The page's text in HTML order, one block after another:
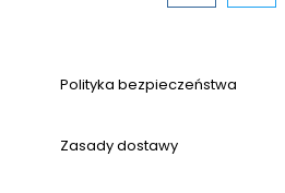
Polityka bezpieczeństwa
Zasady dostawy